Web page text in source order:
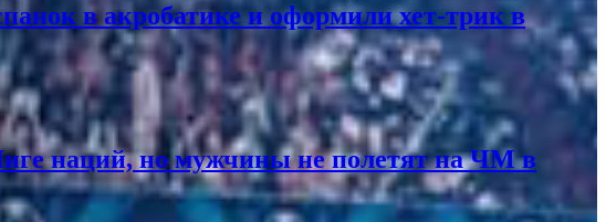
в акробатике и оформили хет-трик в
наций, но мужчины не полетят на ЧМ в